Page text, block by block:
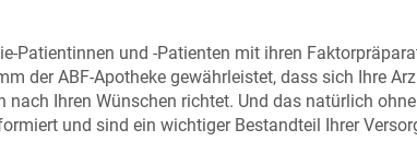
Patientinnen und -Patienten mit ihren
der ABF-Apotheke gewährleistet, dass sich Ihre
Ihren Wünschen richtet. Und das natürlich
und sind ein wichtiger Bestandteil Ihrer